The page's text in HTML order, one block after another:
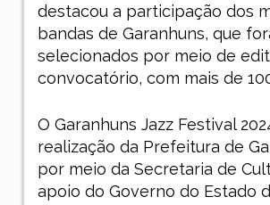
destacou a participação dos
bandas de Garanhuns, que
selecionados por meio de
convocatório, com mais de
O Garanhuns Jazz Festival
realização da Prefeitura de
por meio da Secretaria de
apoio do Governo do Estado